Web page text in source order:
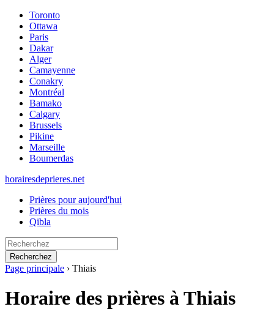
Toronto
Ottawa
Paris
Dakar
Alger
Camayenne
Conakry
Montréal
Bamako
Calgary
Brussels
Pikine
Marseille
Boumerdas
horairesdeprieres.net
Prières pour aujourd'hui
Prières du mois
Qibla
Recherchez
Page principale › Thiais
Horaire des prières à Thiais